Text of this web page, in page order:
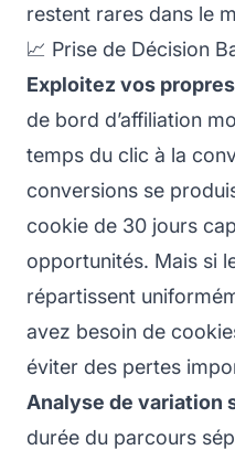
restent rares dans le
📈 Prise de Décision
Exploitez vos
de bord d’affiliation
temps du clic à la
conversions se
cookie de 30 jours
opportunités. Mais si
répartissent
avez besoin de
éviter des pertes
Analyse de variation
durée du parcours